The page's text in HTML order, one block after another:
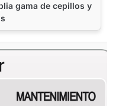
gama de cepillos y